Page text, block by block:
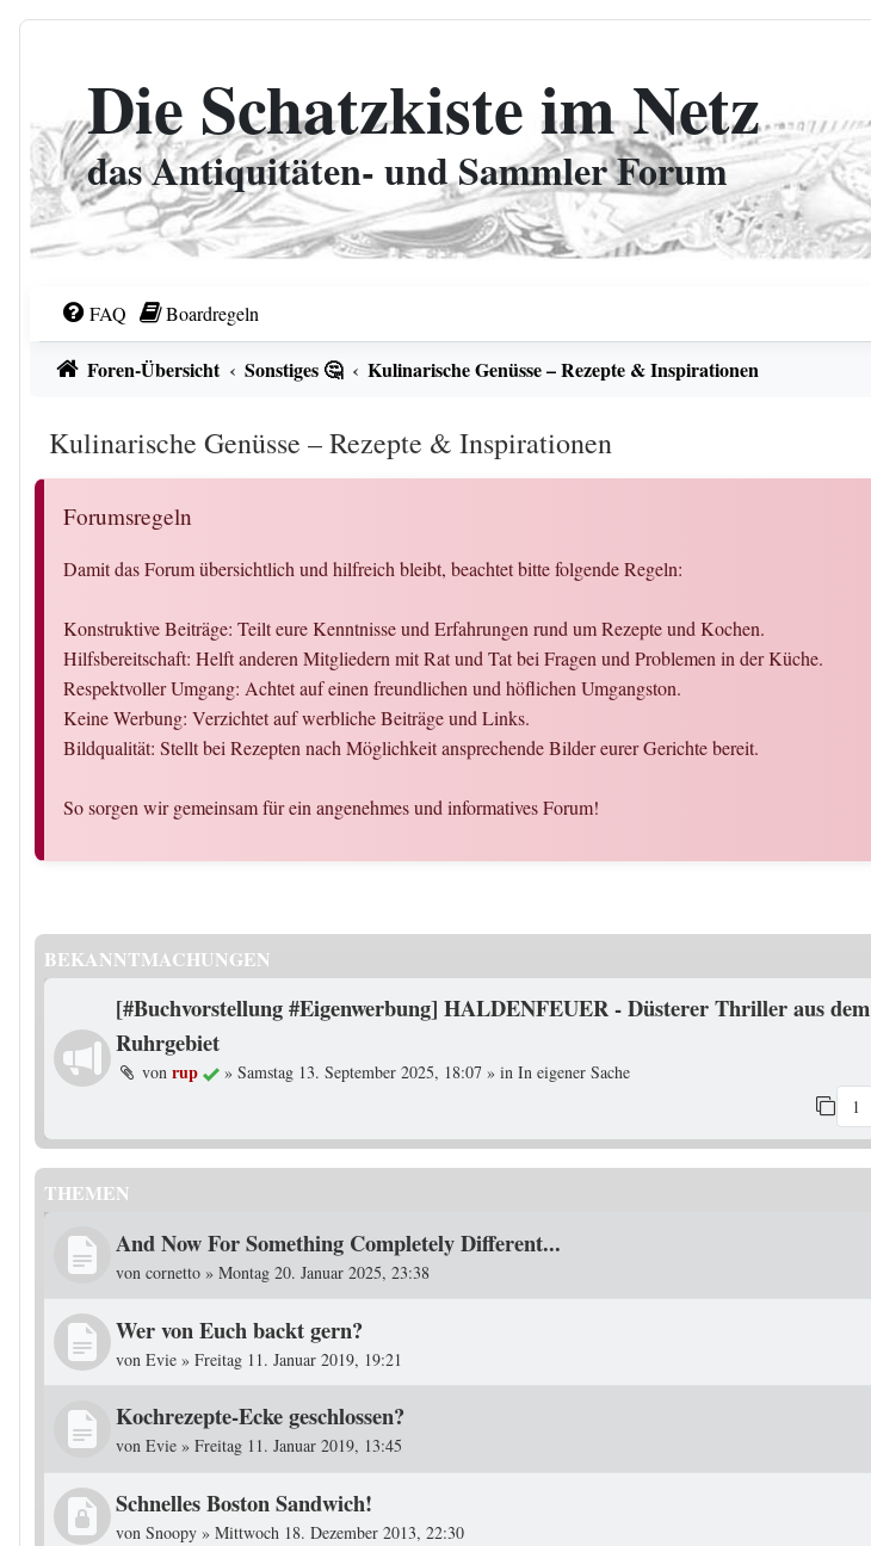
Zum Inhalt
Die Schatzkiste im Netz
das Antiquitäten- und Sammler Forum
FAQ Boardregeln
Foren-Übersicht Sonstiges 🤔 Kulinarische Genüsse – Rezepte & Inspirationen
Kulinarische Genüsse – Rezepte & Inspirationen
Forumsregeln
Damit das Forum übersichtlich und hilfreich bleibt, beachtet bitte folgende Regeln:
Konstruktive Beiträge: Teilt eure Kenntnisse und Erfahrungen rund um Rezepte und Kochen.
Hilfsbereitschaft: Helft anderen Mitgliedern mit Rat und Tat bei Fragen und Problemen in der Küche.
Respektvoller Umgang: Achtet auf einen freundlichen und höflichen Umgangston.
Keine Werbung: Verzichtet auf werbliche Beiträge und Links.
Bildqualität: Stellt bei Rezepten nach Möglichkeit ansprechende Bilder eurer Gerichte bereit.
So sorgen wir gemeinsam für ein angenehmes und informatives Forum!
BEKANNTMACHUNGEN
[#Buchvorstellung #Eigenwerbung] HALDENFEUER - Düsterer Thriller aus dem
Ruhrgebiet
von rup » Samstag 13. September 2025, 18:07 » in In eigener Sache
1
THEMEN
And Now For Something Completely Different...
von cornetto » Montag 20. Januar 2025, 23:38
Wer von Euch backt gern?
von Evie » Freitag 11. Januar 2019, 19:21
Kochrezepte-Ecke geschlossen?
von Evie » Freitag 11. Januar 2019, 13:45
Schnelles Boston Sandwich!
von Snoopy » Mittwoch 18. Dezember 2013, 22:30